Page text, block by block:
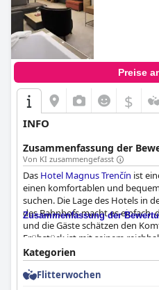
Preise
$
INFO
Zusammenfassung der
Von KI zusammengefasst
Das Hotel Magnus Trenčín ist
einen komfortablen und
suchen. Die Lage des Hotels in
des Bahnhofs macht es einfach,
und die Gäste schätzen den
Frühstück ist mit seinem
abwechslungsreichen Buffet und
zubereiteten Eiern ein
geräumigen und modernen
Zusammenfassung der
Kategorien
Flitterwochen